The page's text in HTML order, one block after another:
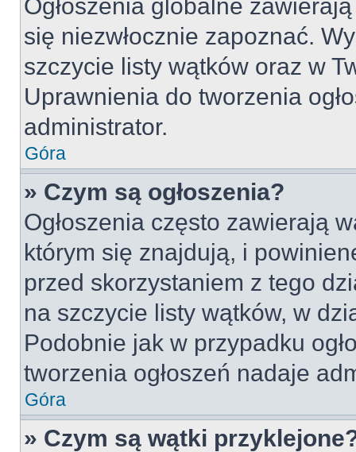
Ogłoszenia globalne
się niezwłocznie zapoznać.
szczycie listy wątków oraz w
Uprawnienia do tworzenia
administrator.
Góra
» Czym są ogłoszenia?
Ogłoszenia często zawierają
którym się znajdują, i
przed skorzystaniem z tego
na szczycie listy wątków, w
Podobnie jak w przypadku
tworzenia ogłoszeń nadaje
Góra
» Czym są wątki